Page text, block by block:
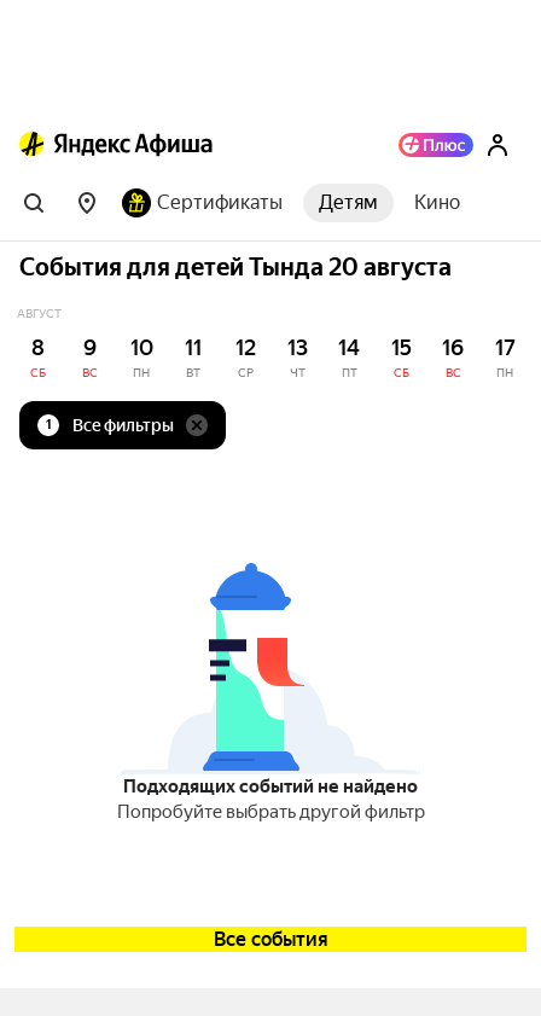
Сертификаты Детям Кино
События для детей Тында 20 августа
АВГУСТ
8
СБ
9
ВС
10
ПН
11
ВТ
12
СР
13
ЧТ
14
ПТ
15
СБ
16
ВС
17
ПН
1 Все фильтры
Подходящих событий не найдено
Попробуйте выбрать другой фильтр
Все события